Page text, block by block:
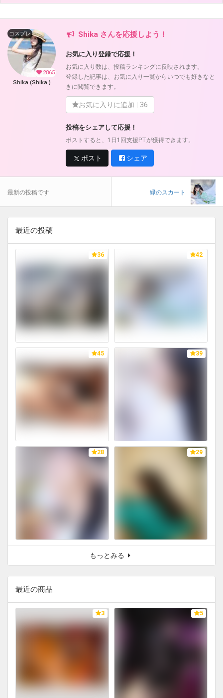
2865
コスプレ
Shika (Shika )
Shika さんを応援しよう！
お気に入り登録で応援！
お気に入り数は、投稿ランキングに反映されます。
登録した記事は、お気に入り一覧からいつでも好きなと
きに閲覧できます。
お気に入りに追加 36
投稿をシェアして応援！
ポストすると、1日1回支援PTが獲得できます。
ポスト シェア
最新の投稿です 緑のスカート
最近の投稿
36 42
45 39
28 29
もっとみる
最近の商品
3 5